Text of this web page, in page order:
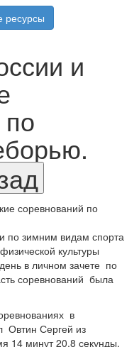
и
по зимним видам спорта
культуры
в личном зачете по
соревнований была
в
Овтин Сергей из
14 минут 20,8 секунды,